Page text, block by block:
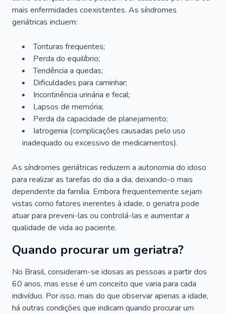
mais enfermidades coexistentes. As síndromes
geriátricas incluem:
Tonturas frequentes;
Perda do equilíbrio;
Tendência a quedas;
Dificuldades para caminhar;
Incontinência urinária e fecal;
Lapsos de memória;
Perda da capacidade de planejamento;
Iatrogenia (complicações causadas pelo uso
inadequado ou excessivo de medicamentos).
As síndromes geriátricas reduzem a autonomia do idoso
para realizar as tarefas do dia a dia, deixando-o mais
dependente da família. Embora frequentemente sejam
vistas como fatores inerentes à idade, o geriatra pode
atuar para preveni-las ou controlá-las e aumentar a
qualidade de vida ao paciente.
Quando procurar um geriatra?
No Brasil, consideram-se idosas as pessoas a partir dos
60 anos, mas esse é um conceito que varia para cada
indivíduo. Por isso, mais do que observar apenas a idade,
há outras condições que indicam quando procurar um